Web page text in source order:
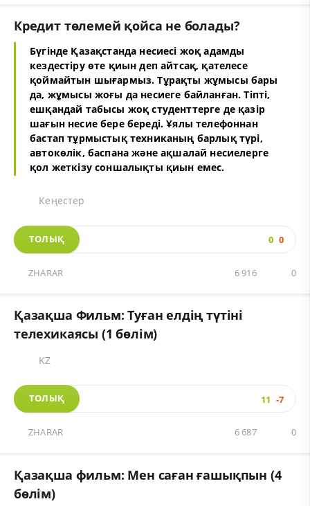
Кредит төлемей қойса не болады?
Бүгінде Қазақстанда несиесі жоқ адамды
кездестіру өте қиын деп айтсақ, қателесе
қоймайтын шығармыз. Тұрақты жұмысы бары
да, жұмысы жоғы да несиеге байланған. Тіпті,
ешқандай табысы жоқ студенттерге де қазір
шағын несие бере береді. Ұялы телефоннан
бастап тұрмыстық техниканың барлық түрі,
автокөлік, баспана және ақшалай несиелерге
қол жеткізу соншалықты қиын емес.
Кеңестер
ТОЛЫҚ 0 0
ZHARAR 0
6 916
Қазақша Фильм: Туған елдің түтіні
телехикаясы (1 бөлім)
KZ
ТОЛЫҚ 11 -7
ZHARAR 0
6 687
Қазақша фильм: Мен саған ғашықпын (4
бөлім)